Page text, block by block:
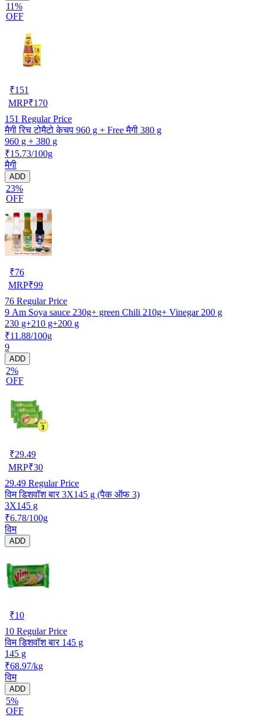
11%
OFF
₹151
MRP₹170
151 Regular Price
मैगी रिच टोमैटो केचप 960 g + Free मैगी 380 g
960 g + 380 g
₹15.73/100g
मैगी
ADD
23%
OFF
₹76
MRP₹99
76 Regular Price
9 Am Soya sauce 230g+ green Chili 210g+ Vinegar 200 g
230 g+210 g+200 g
₹11.88/100g
9
ADD
2%
OFF
₹29.49
MRP₹30
29.49 Regular Price
विम डिशवॉश बार 3X145 g (पैक ऑफ 3)
3X145 g
₹6.78/100g
विम
ADD
₹10
10 Regular Price
विम डिशवॉश बार 145 g
145 g
₹68.97/kg
विम
ADD
5%
OFF